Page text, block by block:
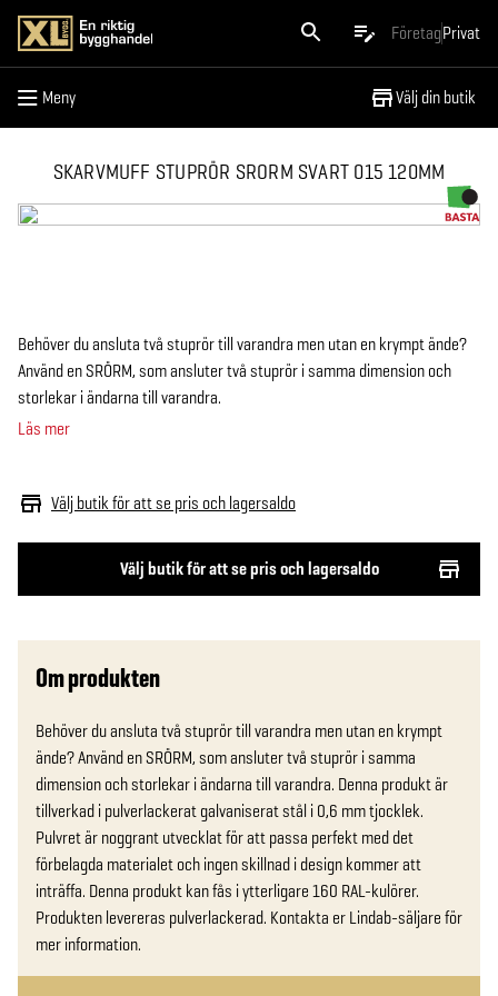
FöretagPrivat
Meny Välj din butik
Meny
SKARVMUFF STUPRÖR SRORM SVART 015 120MM
Välj butik för att se pris och lagersaldo
Välj butik för att se pris och lagersaldo
Behöver du ansluta två stuprör till varandra men utan en krympt ände?
Använd en SRÖRM, som ansluter två stuprör i samma dimension och
storlekar i ändarna till varandra.
Läs mer
Om produkten
Behöver du ansluta två stuprör till varandra men utan en krympt
ände? Använd en SRÖRM, som ansluter två stuprör i samma
dimension och storlekar i ändarna till varandra. Denna produkt är
tillverkad i pulverlackerat galvaniserat stål i 0,6 mm tjocklek.
Pulvret är noggrant utvecklat för att passa perfekt med det
förbelagda materialet och ingen skillnad i design kommer att
inträffa. Denna produkt kan fås i ytterligare 160 RAL-kulörer.
Produkten levereras pulverlackerad. Kontakta er Lindab-säljare för
mer information.